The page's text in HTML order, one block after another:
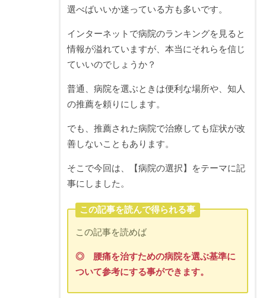
選べばいいか迷っている方も多いです。
インターネットで病院のランキングを見ると
情報が溢れていますが、本当にそれらを信じ
ていいのでしょうか？
普通、病院を選ぶときは便利な場所や、知人
の推薦を頼りにします。
でも、推薦された病院で治療しても症状が改
善しないこともあります。
そこで今回は、【病院の選択】をテーマに記
事にしました。
この記事を読んで得られる事
この記事を読めば
◎ 腰痛を治すための病院を選ぶ基準に
ついて参考にする事ができます。